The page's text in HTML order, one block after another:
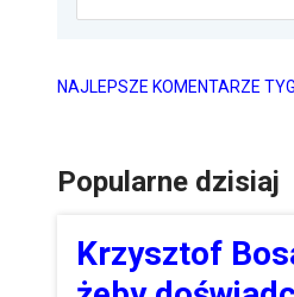
NAJLEPSZE KOMENTARZE
Popularne dzisiaj
Krzysztof